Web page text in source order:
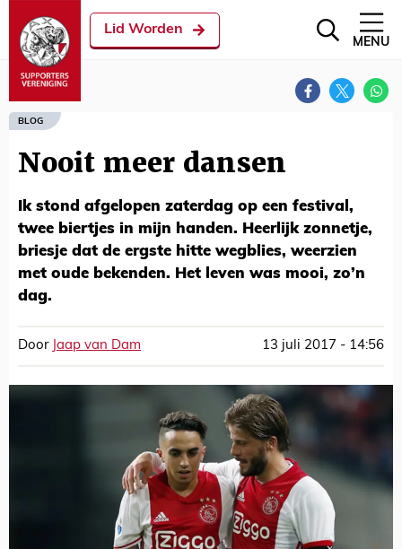
Lid Worden
MENU
BLOG
Nooit meer dansen
Ik stond afgelopen zaterdag op een festival,
twee biertjes in mijn handen. Heerlijk zonnetje,
briesje dat de ergste hitte wegblies, weerzien
met oude bekenden. Het leven was mooi, zo’n
dag.
Door Jaap van Dam 13 juli 2017 - 14:56